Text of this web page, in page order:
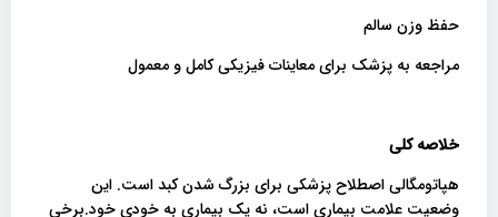
حفظ وزن سالم
مراجعه به پزشک برای معاینات فیزیکی کامل و معمول
خلاصه کلی
هپاتومگالی اصطلاح پزشکی برای بزرگ شدن کبد است. این
وضعیت علامت بیماری است، نه یک بیماری به خودی خود.برخی